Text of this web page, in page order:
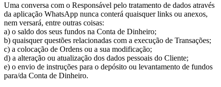
Uma conversa com o Responsável pelo tratamento de dados através
da aplicação WhatsApp nunca conterá quaisquer links ou anexos,
nem versará, entre outras coisas:
a) o saldo dos seus fundos na Conta de Dinheiro;
b) quaisquer questões relacionadas com a execução de Transações;
c) a colocação de Ordens ou a sua modificação;
d) a alteração ou atualização dos dados pessoais do Cliente;
e) o envio de instruções para o depósito ou levantamento de fundos
para/da Conta de Dinheiro.